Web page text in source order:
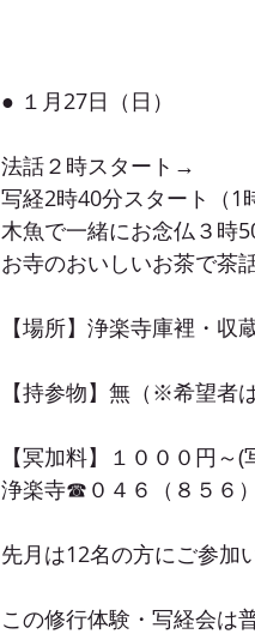
● １月27日（日）
法話２時スタート→
写経2時40分スタート（1
木魚で一緒にお念仏３時
お寺のおいしいお茶で茶
【場所】浄楽寺庫裡・収
【持参物】無（※希望者
【冥加料】１０００円～
浄楽寺☎０４６（８５６
先月は12名の方にご参加
この修行体験・写経会は